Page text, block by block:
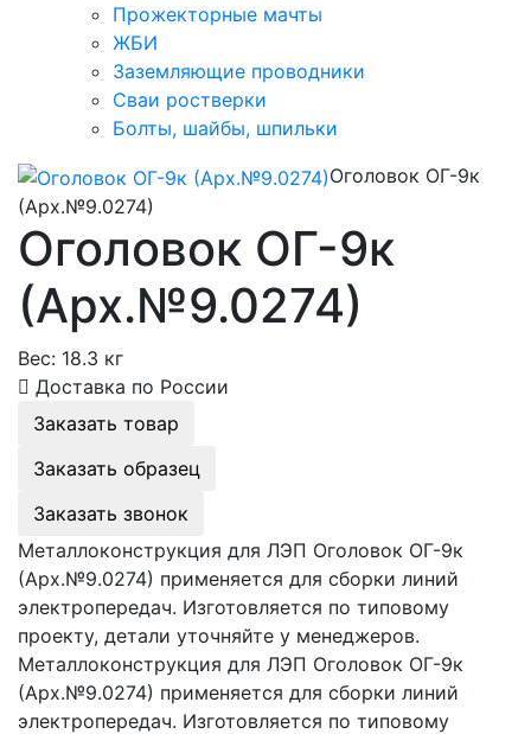
Прожекторные мачты
ЖБИ
Заземляющие проводники
Сваи ростверки
Болты, шайбы, шпильки
Оголовок ОГ-9к
(Арх.№9.0274)
Оголовок ОГ-9к
(Арх.№9.0274)
Вес: 18.3 кг
Доставка по России
Заказать товар
Заказать образец
Заказать звонок
Металлоконструкция для ЛЭП Оголовок ОГ-9к
(Арх.№9.0274) применяется для сборки линий
электропередач. Изготовляется по типовому
проекту, детали уточняйте у менеджеров.
Металлоконструкция для ЛЭП Оголовок ОГ-9к
(Арх.№9.0274) применяется для сборки линий
электропередач. Изготовляется по типовому